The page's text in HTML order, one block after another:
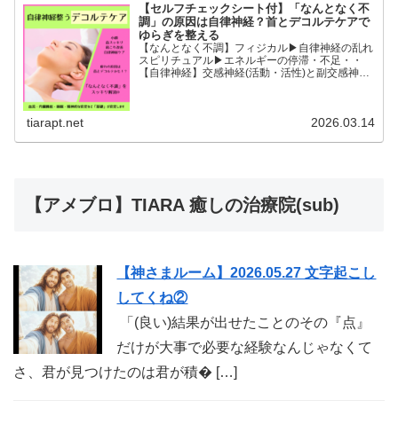
【セルフチェックシート付】「なんとなく不
調」の原因は自律神経？首とデコルテケアで
ゆらぎを整える
【なんとなく不調】フィジカル▶︎自律神経の乱れ
スピリチュアル▶︎エネルギーの停滞・不足・・
【自律神経】交感神経(活動・活性)と副交感神経
tiarapt.net 2026.03.14
【アメブロ】TIARA 癒しの治療院(sub)
【神さまルーム】2026.05.27 文字起こし
してくね②
「(良い)結果が出せたことのその『点』
だけが大事で必要な経験なんじゃなくて
さ、君が見つけたのは君が積� […]